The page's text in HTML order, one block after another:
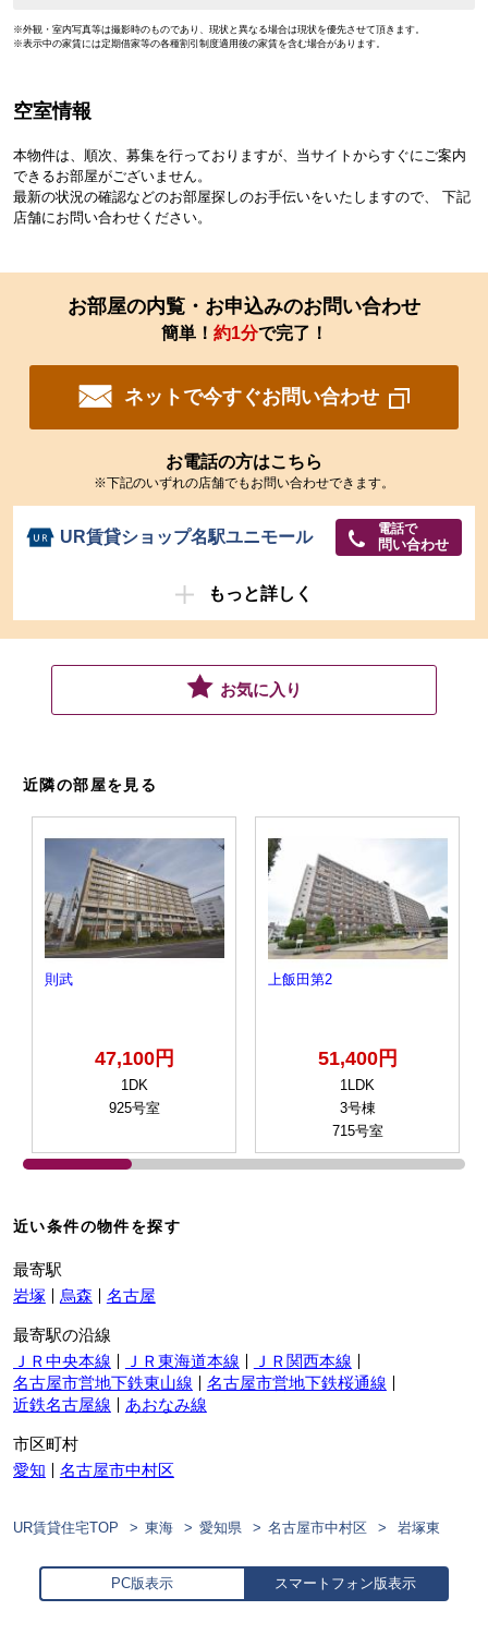
※外観・室内写真等は撮影時のものであり、現状と異なる場合は現状を優先させて頂きます。
※表示中の家賃には定期借家等の各種割引制度適用後の家賃を含む場合があります。
空室情報
本物件は、順次、募集を行っておりますが、当サイトからすぐにご案内
できるお部屋がございません。
最新の状況の確認などのお部屋探しのお手伝いをいたしますので、 下記
店舗にお問い合わせください。
お部屋の内覧・お申込みのお問い合わせ
簡単！ 約1分で完了！
ネットで今すぐお問い合わせ
お電話の方はこちら
※下記のいずれの店舗でもお問い合わせできます。
UR賃貸ショップ名駅ユニモール 電話で
問い合わせ
もっと詳しく
お気に入り
近隣の部屋を見る
則武
47,100円
1DK
925号室
上飯田第2
51,400円
1LDK
3号棟
715号室
近い条件の物件を探す
最寄駅
岩塚
烏森 名古屋
最寄駅の沿線
ＪＲ中央本線
ＪＲ東海道本線
ＪＲ関西本線
名古屋市営地下鉄東山線
名古屋市営地下鉄桜通線
近鉄名古屋線
あおなみ線
市区町村
愛知
名古屋市中村区
UR賃貸住宅TOP 東海 愛知県 名古屋市中村区 岩塚東
PC版表示 スマートフォン版表示